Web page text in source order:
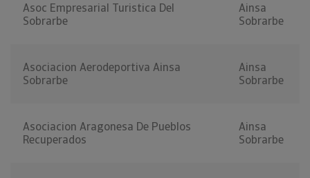
Asoc Empresarial Turistica Del
Sobrarbe
Ainsa
Sobrarbe
Asociacion Aerodeportiva Ainsa
Sobrarbe
Ainsa
Sobrarbe
Asociacion Aragonesa De Pueblos
Recuperados
Ainsa
Sobrarbe